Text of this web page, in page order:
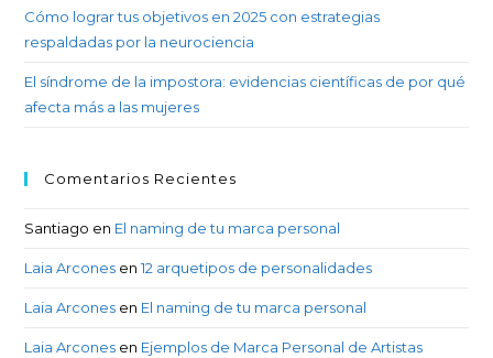
Cómo lograr tus objetivos en 2025 con estrategias
respaldadas por la neurociencia
El síndrome de la impostora: evidencias científicas de por qué
afecta más a las mujeres
Comentarios Recientes
Santiago en El naming de tu marca personal
Laia Arcones en12 arquetipos de personalidades
Laia Arcones en El naming de tu marca personal
Laia Arcones en Ejemplos de Marca Personal de Artistas